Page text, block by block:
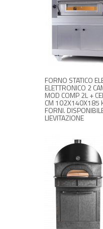
FORNO STATICO
ELETTRONICO 2
MOD COMP 2L +
CM 102X140X185
FORNI.
LIEVITAZIONE